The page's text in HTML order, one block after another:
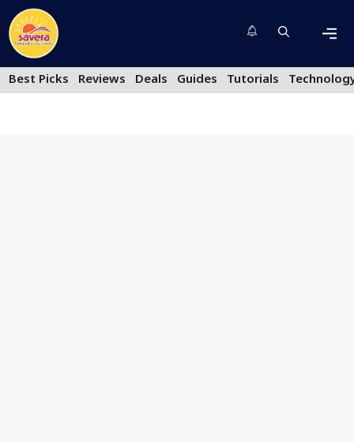
Skip
to
content
Best Picks
Reviews Deals Guides Tutorials